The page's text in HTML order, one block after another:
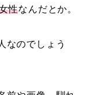
性なんだとか。
なのでしょう